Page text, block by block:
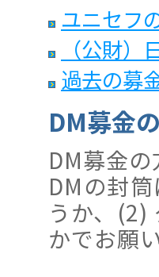
ユニセフ
（公財
過去の募
DM募金
DM募金
DMの封
うか、(2)
かでお願